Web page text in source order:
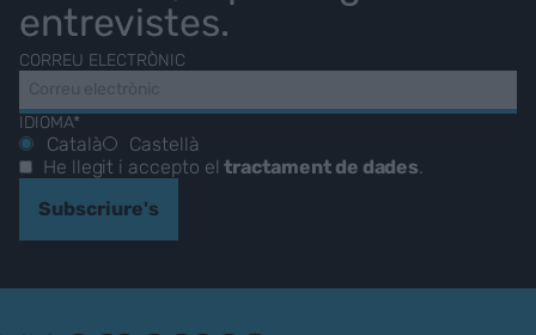
entrevistes.
CORREU ELECTRÒNIC
IDIOMA*
Català
Castellà
He llegit i accepto eltractament de dades.
Subscriure's